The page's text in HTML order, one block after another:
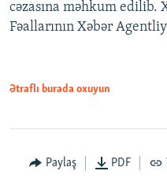
cəzasına məhkum edilib.
Fəallarının Xəbər
Ətraflı burada oxuyun
Paylaş PDF